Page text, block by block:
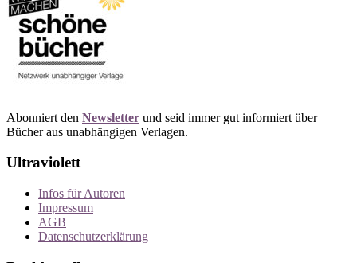
Abonniert den Newsletter und seid immer gut informiert über
Bücher aus unabhängigen Verlagen.
Ultraviolett
Infos für Autoren
Impressum
AGB
Datenschutzerklärung